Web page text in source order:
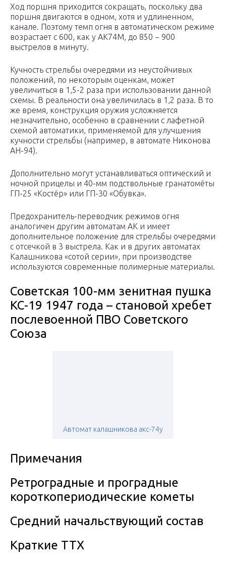
Ход поршня приходится сокращать, поскольку два
поршня двигаются в одном, хотя и удлиненном,
канале. Поэтому темп огня в автоматическом режиме
возрастает с 600, как у АК74М, до 850 − 900
выстрелов в минуту.
Кучность стрельбы очередями из неустойчивых
положений, по некоторым оценкам, может
увеличиться в 1,5-2 раза при использовании данной
схемы. В реальности она увеличилась в 1,2 раза. В то
же время, конструкция оружия усложняется
незначительно, особенно в сравнении с лафетной
схемой автоматики, применяемой для улучшения
кучности стрельбы (например, в автомате Никонова
АН-94).
Дополнительно могут устанавливаться оптический и
ночной прицелы и 40-мм подствольные гранатомёты
ГП-25 «Костёр» или ГП-30 «Обувка».
Предохранитель-переводчик режимов огня
аналогичен другим автоматам АК и имеет
дополнительное положение для стрельбы очередями
с отсечкой в 3 выстрела. Как и в других автоматах
Калашникова «сотой серии», при производстве
используются современные полимерные материалы.
Советская 100-мм зенитная пушка
КС-19 1947 года – становой хребет
послевоенной ПВО Советского
Союза
Автомат калашникова акс-74у
Примечания
Ретроградные и проградные
короткопериодические кометы
Средний начальствующий состав
Краткие ТТХ